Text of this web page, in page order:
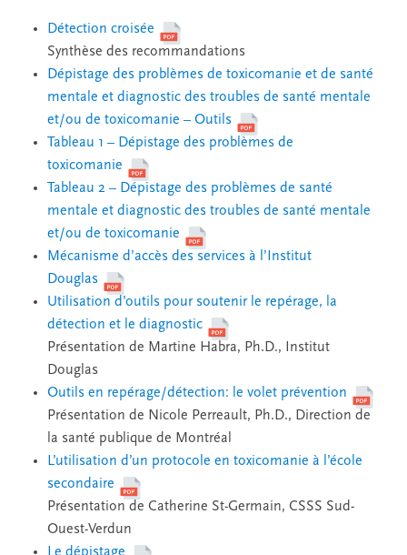
Détection croisée
Synthèse des recommandations
Dépistage des problèmes de toxicomanie et de santé
mentale et diagnostic des troubles de santé mentale
et/ou de toxicomanie – Outils
Tableau 1 – Dépistage des problèmes de
toxicomanie
Tableau 2 – Dépistage des problèmes de santé
mentale et diagnostic des troubles de santé mentale
et/ou de toxicomanie
Mécanisme d’accès des services à l’Institut
Douglas
Utilisation d’outils pour soutenir le repérage, la
détection et le diagnostic
Présentation de Martine Habra, Ph.D., Institut
Douglas
Outils en repérage/détection: le volet prévention
Présentation de Nicole Perreault, Ph.D., Direction de
la santé publique de Montréal
L’utilisation d’un protocole en toxicomanie à l’école
secondaire
Présentation de Catherine St-Germain, CSSS Sud-
Ouest-Verdun